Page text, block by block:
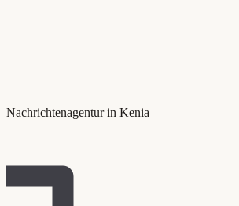
Nachrichtenagentur in Kenia